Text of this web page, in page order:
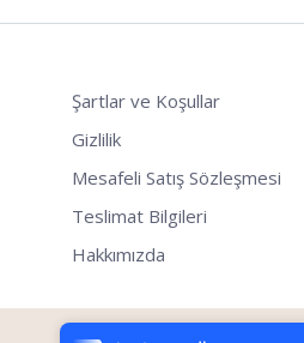
7/24 Canlı Destek
Şartlar ve Koşullar
Gizlilik
Mesafeli Satış Sözleşmesi
Teslimat Bilgileri
Hakkımızda